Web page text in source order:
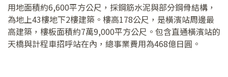
用地面積約6,600平方公尺，採鋼筋水泥與部分鋼骨結構，
為地上43樓地下2樓建築。樓高178公尺，是橫濱站周邊最
高建築，樓板面積約7萬9,000平方公尺。包含直通橫濱站的
天橋與計程車招呼站在內，總事業費用為468億日圓。